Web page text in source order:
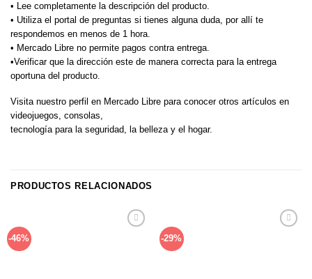
• Lee completamente la descripción del producto.
• Utiliza el portal de preguntas si tienes alguna duda, por allí te
respondemos en menos de 1 hora.
• Mercado Libre no permite pagos contra entrega.
•Verificar que la dirección este de manera correcta para la entrega
oportuna del producto.
Visita nuestro perfil en Mercado Libre para conocer otros artículos en
videojuegos, consolas,
tecnología para la seguridad, la belleza y el hogar.
PRODUCTOS RELACIONADOS
-46% -29%